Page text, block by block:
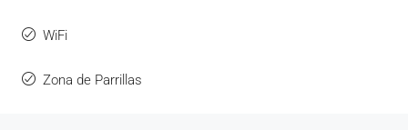
WiFi
Zona de Parrillas